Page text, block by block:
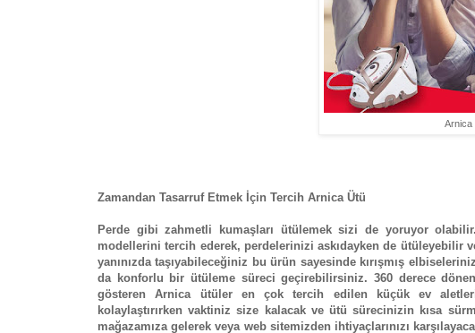
Arnica
Zamandan Tasarruf Etmek İçin Tercih Arnica Ütü
Perde gibi zahmetli kumaşları ütülemek sizi de yoruyor
modellerini tercih ederek, perdelerinizi askıdayken de ütüleyebilir
yanınızda taşıyabileceğiniz bu ürün sayesinde kırışmış
da konforlu bir ütüleme süreci geçirebilirsiniz. 360 derece
gösteren Arnica ütüler en çok tercih edilen küçük ev
kolaylaştırırken vaktiniz size kalacak ve ütü sürecinizin kısa
mağazamıza gelerek veya web sitemizden ihtiyaçlarınızı